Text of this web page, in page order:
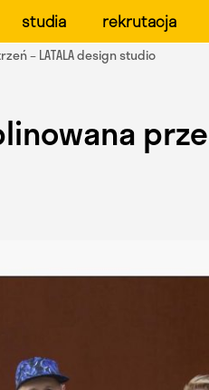
studia rekrutacja
– LATALA design studio